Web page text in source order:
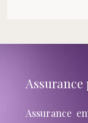
Assurance
Assurance